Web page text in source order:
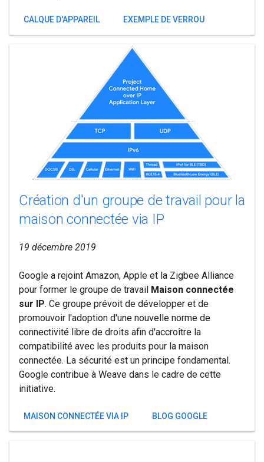
CALQUE D'APPAREIL EXEMPLE DE VERROU
Création d'un groupe de travail pour la
maison connectée via IP
19 décembre 2019
Google a rejoint Amazon, Apple et la Zigbee Alliance
pour former le groupe de travail Maison connectée
sur IP. Ce groupe prévoit de développer et de
promouvoir l'adoption d'une nouvelle norme de
connectivité libre de droits afin d'accroître la
compatibilité avec les produits pour la maison
connectée. La sécurité est un principe fondamental.
Google contribue à Weave dans le cadre de cette
initiative.
MAISON CONNECTÉE VIA IP BLOG GOOGLE